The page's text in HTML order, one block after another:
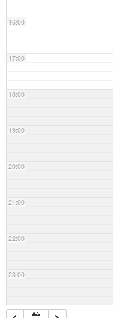
16:00
17:00
18:00
19:00
20:00
21:00
22:00
23:00